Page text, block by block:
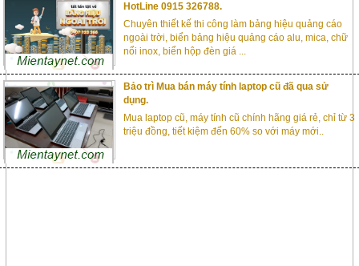
HotLine 0915 326788.
Chuyên thiết kế thi công làm bảng hiệu quảng cáo
ngoài trời, biển bảng hiệu quảng cáo alu, mica, chữ
nổi inox, biển hộp đèn giá ...
Bảo trì Mua bán máy tính laptop cũ đã qua sử
dụng.
Mua laptop cũ, máy tính cũ chính hãng giá rẻ, chỉ từ 3
triệu đồng, tiết kiệm đến 60% so với máy mới..